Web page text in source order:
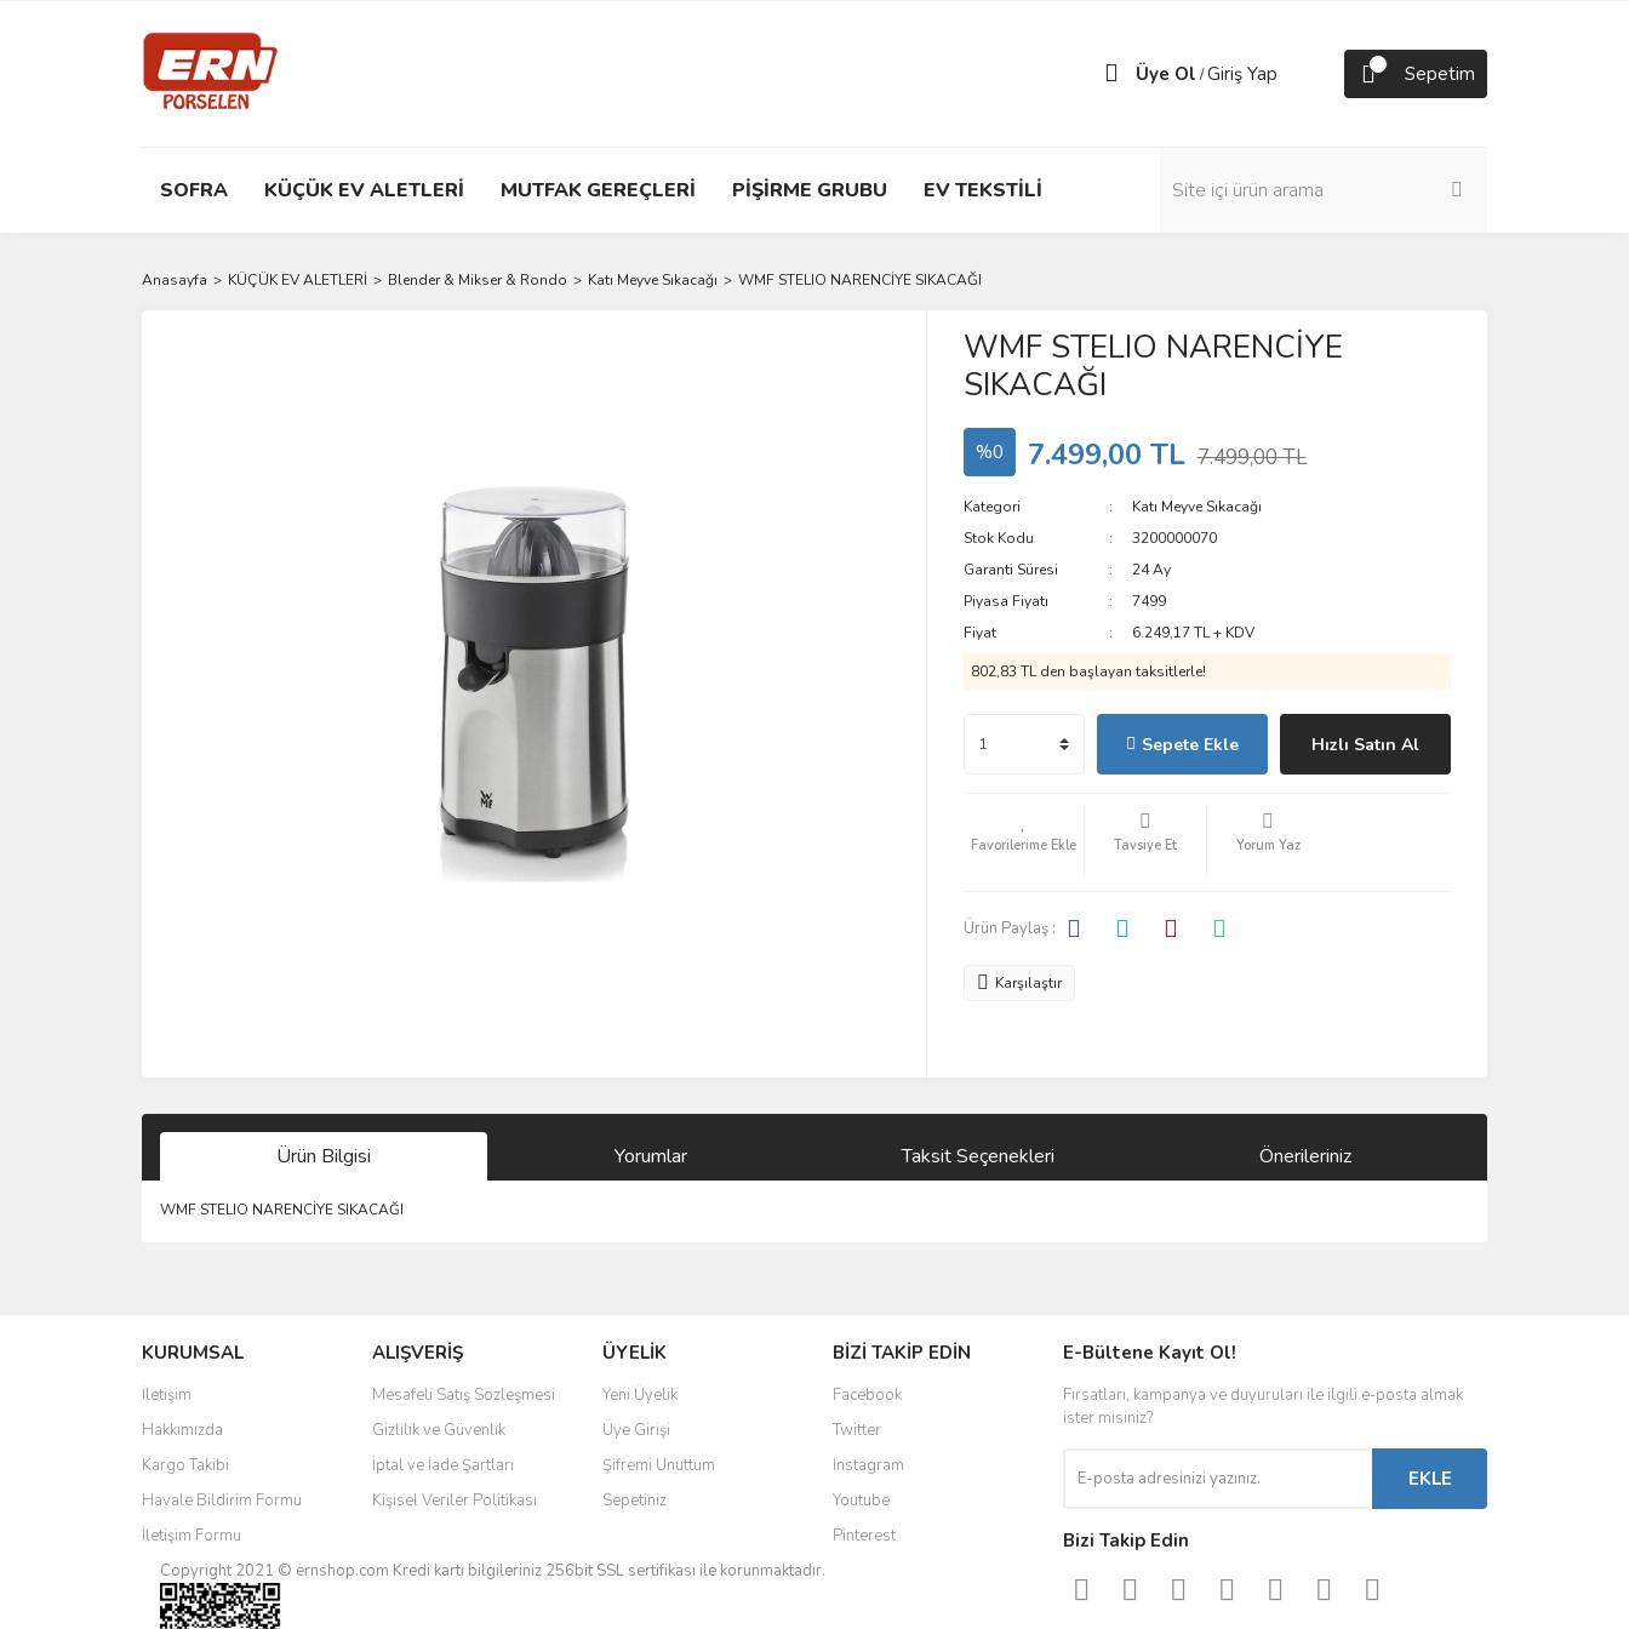
Üye Ol /Giriş Yap Sepetim
SOFRA KÜÇÜK EV ALETLERİ MUTFAK GEREÇLERİ PİŞİRME GRUBU EV TEKSTİLİ
Anasayfa KÜÇÜK EV ALETLERİ Blender & Mikser & Rondo Katı Meyve Sıkacağı WMF STELIO NARENCİYE SIKACAĞI
WMF STELIO NARENCİYE
SIKACAĞI
%0 7.499,00 TL 7.499,00 TL
Kategori
Katı Meyve Sıkacağı
Stok Kodu
3200000070
Garanti Süresi
24 Ay
Piyasa Fiyatı
7499
Fiyat
6.249,17 TL + KDV
802,83 TL den başlayan taksitlerle!
Sepete Ekle Hızlı Satın Al
Tavsiye Et Yorum Yaz
Ürün Paylaş :
Karşılaştır
Ürün Bilgisi Yorumlar Taksit Seçenekleri Önerileriniz
WMF STELIO NARENCİYE SIKACAĞI
Ürün resmi kalitesiz, bozuk veya görüntülenemiyor.
Ürün açıklamasında eksik bilgiler bulunuyor.
Ürün bilgilerinde hatalar bulunuyor.
Ürün fiyatı diğer sitelerden daha pahalı.
Bu ürüne benzer farklı alternatifler olmalı.
KURUMSAL
İletişim
Hakkımızda
Kargo Takibi
Havale Bildirim Formu
İletişim Formu
ALIŞVERİŞ
Mesafeli Satış Sözleşmesi
Gizlilik ve Güvenlik
İptal ve İade Şartları
Kişisel Veriler Politikası
ÜYELİK
Yeni Üyelik
Üye Girişi
Şifremi Unuttum
Sepetiniz
BİZİ TAKİP EDİN
Facebook
Twitter
Instagram
Youtube
Pinterest
Copyright 2021 © ernshop.com Kredi kartı bilgileriniz 256bit SSL sertifikası ile korunmaktadır.
E-Bültene Kayıt Ol!
Fırsatları, kampanya ve duyuruları ile ilgili e-posta almak
ister misiniz?
EKLE
Bizi Takip Edin